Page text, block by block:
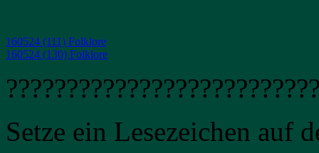
160524 (111) Folklore
160524 (130) Folklore
Setze ein Lesezeichen auf